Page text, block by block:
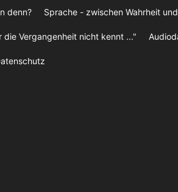
denn? Sprache - zwischen Wahrheit
die Vergangenheit nicht kennt ..."